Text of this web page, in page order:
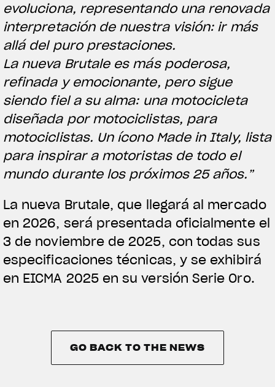
evoluciona, representando una renovada
interpretación de nuestra visión: ir más
allá del puro prestaciones.
La nueva Brutale es más poderosa,
refinada y emocionante, pero sigue
siendo fiel a su alma: una motocicleta
diseñada por motociclistas, para
motociclistas. Un ícono Made in Italy, lista
para inspirar a motoristas de todo el
mundo durante los próximos 25 años.”
La nueva Brutale, que llegará al mercado
en 2026, será presentada oficialmente el
3 de noviembre de 2025, con todas sus
especificaciones técnicas, y se exhibirá
en EICMA 2025 en su versión Serie Oro.
GO BACK TO THE NEWS